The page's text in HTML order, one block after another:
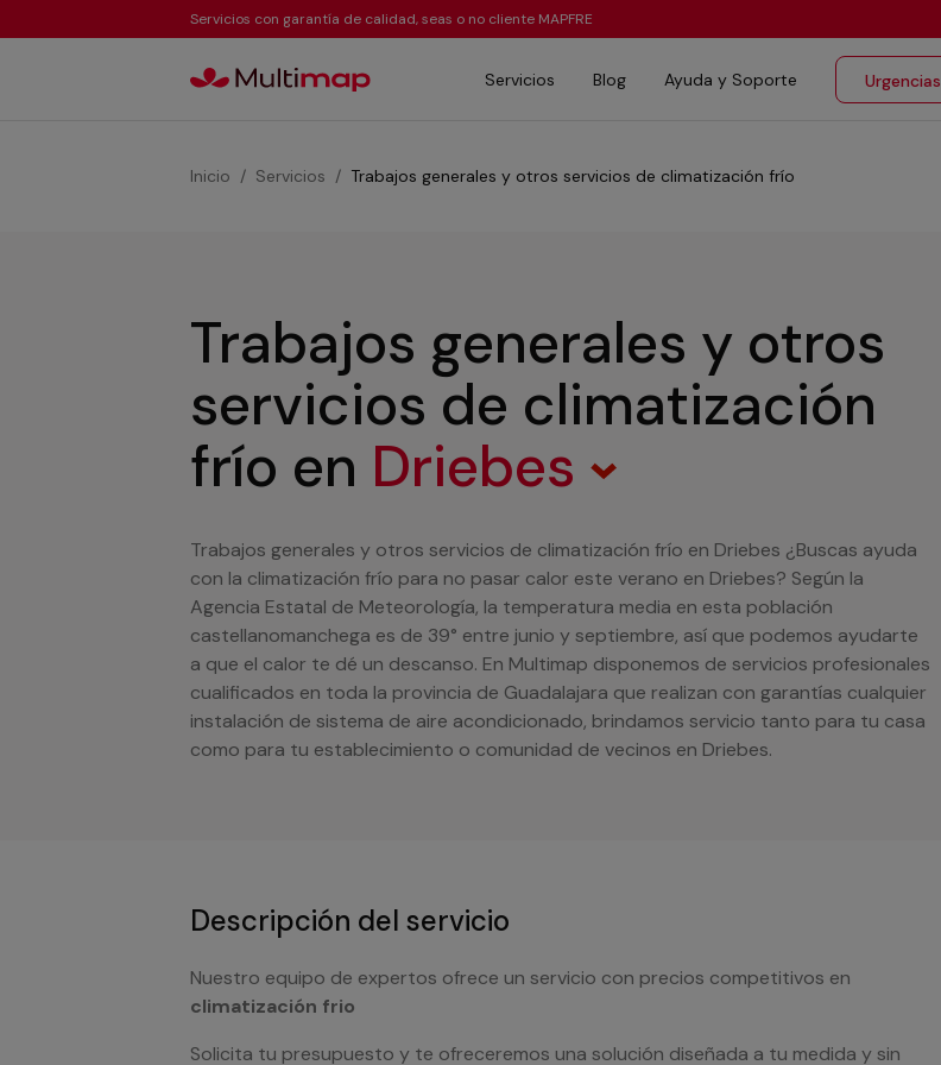
Servicios con garantía de calidad, seas o no cliente MAPFRE
Servicios Blog Ayuda y Soporte Urgencias
Inicio Servicios Trabajos generales y otros servicios de climatización frío
Trabajos generales y otros
servicios de climatización
frío en Driebes
Trabajos generales y otros servicios de climatización frío en Driebes ¿Buscas ayuda
con la climatización frío para no pasar calor este verano en Driebes? Según la
Agencia Estatal de Meteorología, la temperatura media en esta población
castellanomanchega es de 39° entre junio y septiembre, así que podemos ayudarte
a que el calor te dé un descanso. En Multimap disponemos de servicios profesionales
cualificados en toda la provincia de Guadalajara que realizan con garantías cualquier
instalación de sistema de aire acondicionado, brindamos servicio tanto para tu casa
como para tu establecimiento o comunidad de vecinos en Driebes.
Descripción del servicio
Nuestro equipo de expertos ofrece un servicio con precios competitivos en
climatización frio
Solicita tu presupuesto y te ofreceremos una solución diseñada a tu medida y sin